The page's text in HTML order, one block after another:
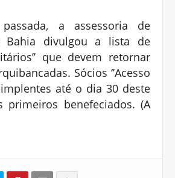
a assessoria de
Bahia divulgou a lista de
que devem retornar
Sócios ‘’Acesso
até o dia 30 deste
primeiros benefeciados. (A